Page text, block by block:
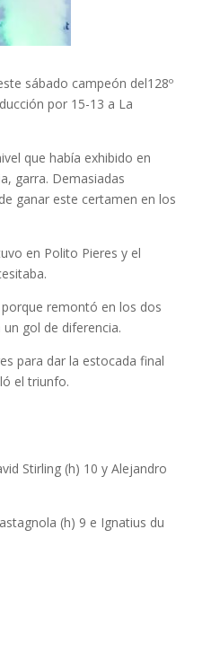
sábado campeón del128º
por 15-13 a La
que había exhibido en
garra. Demasiadas
ganar este certamen en los
en Polito Pieres y el
remontó en los dos
gol de diferencia.
para dar la estocada final
el triunfo.
Stirling (h) 10 y Alejandro
(h) 9 e Ignatius du